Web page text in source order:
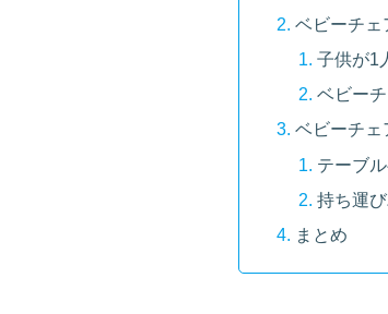
ベビーチェ
子供が1
ベビー
ベビーチェ
テーブ
持ち運
まとめ